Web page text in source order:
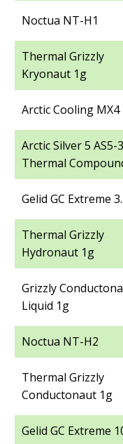
Noctua NT-H1
Thermal Grizzly
Kryonaut 1g
Arctic Cooling MX4
Arctic Silver 5 AS5-
Thermal
Gelid GC Extreme
Thermal Grizzly
Hydronaut 1g
Grizzly
Liquid 1g
Noctua NT-H2
Thermal Grizzly
Conductonaut 1g
Gelid GC Extreme